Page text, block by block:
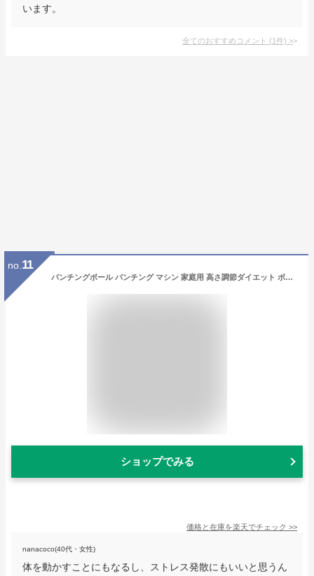
います。
全てのおすすめコメント (1件) >
no. 11
パンチングボール パンチング マシン 家庭用 高さ調節ダイエット ボクサー パンチングボール パンチングマシーン サンドバッグ サンドバッグ スタンド トレーニング フィットネス ボクササイズ エクササイズ パンチングマシーン 室内 練習 用具 子供 男性 女性 大人
ショップでみる
価格と在庫を楽天でチェック >>
nanacoco(40代・女性)
体を動かすことにもなるし、ストレス発散にもいいと思うん